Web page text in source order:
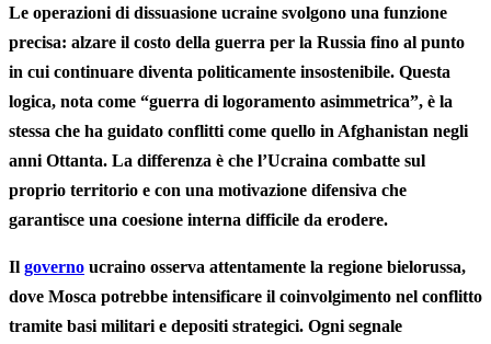
Le operazioni di dissuasione ucraine svolgono una funzione
precisa: alzare il costo della guerra per la Russia fino al punto
in cui continuare diventa politicamente insostenibile. Questa
logica, nota come “guerra di logoramento asimmetrica”, è la
stessa che ha guidato conflitti come quello in Afghanistan negli
anni Ottanta. La differenza è che l’Ucraina combatte sul
proprio territorio e con una motivazione difensiva che
garantisce una coesione interna difficile da erodere.
Il governo ucraino osserva attentamente la regione bielorussa,
dove Mosca potrebbe intensificare il coinvolgimento nel conflitto
tramite basi militari e depositi strategici. Ogni segnale